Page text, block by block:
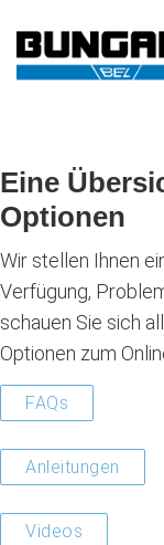
Eine
Optionen
Wir stellen Ihnen
Verfügung,
schauen Sie sich
Optionen zum
FAQs
Anleitungen
Videos